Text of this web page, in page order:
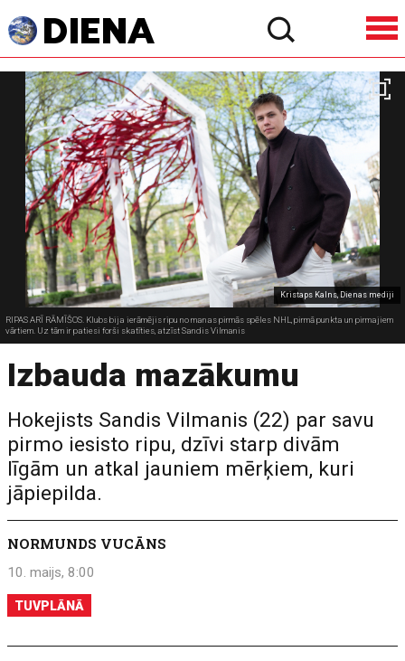
Kristaps Kalns, Dienas mediji
RIPAS ARĪ RĀMĪŠOS. Klubs bija ierāmējis ripu no manas pirmās spēles NHL, pirmā punkta un pirmajiem
vārtiem. Uz tām ir patiesi forši skatīties, atzīst Sandis Vilmanis
Izbauda mazākumu
Hokejists Sandis Vilmanis (22) par savu
pirmo iesisto ripu, dzīvi starp divām
līgām un atkal jauniem mērķiem, kuri
jāpiepilda.
NORMUNDS VUCĀNS
10. maijs, 8:00
TUVPLĀNĀ